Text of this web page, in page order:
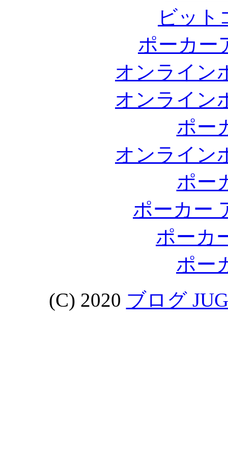
ビット
ポーカー
オンライン
オンライン
ポー
オンライン
ポー
ポーカー
ポーカ
ポー
(C) 2020 ブログ